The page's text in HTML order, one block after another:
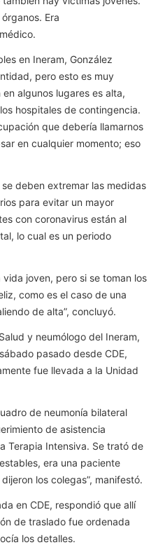
Era
en Ineram, González
pero esto es muy
algunos lugares es alta,
hospitales de contingencia.
que debería llamarnos
en cualquier momento; eso
deben extremar las medidas
para evitar un mayor
con coronavirus están al
lo cual es un periodo
joven, pero si se toman los
como es el caso de una
de alta”, concluyó.
y neumólogo del Ineram,
pasado desde CDE,
fue llevada a la Unidad
de neumonía bilateral
de asistencia
Terapia Intensiva. Se trató de
era una paciente
los colegas”, manifestó.
en CDE, respondió que allí
de traslado fue ordenada
los detalles.